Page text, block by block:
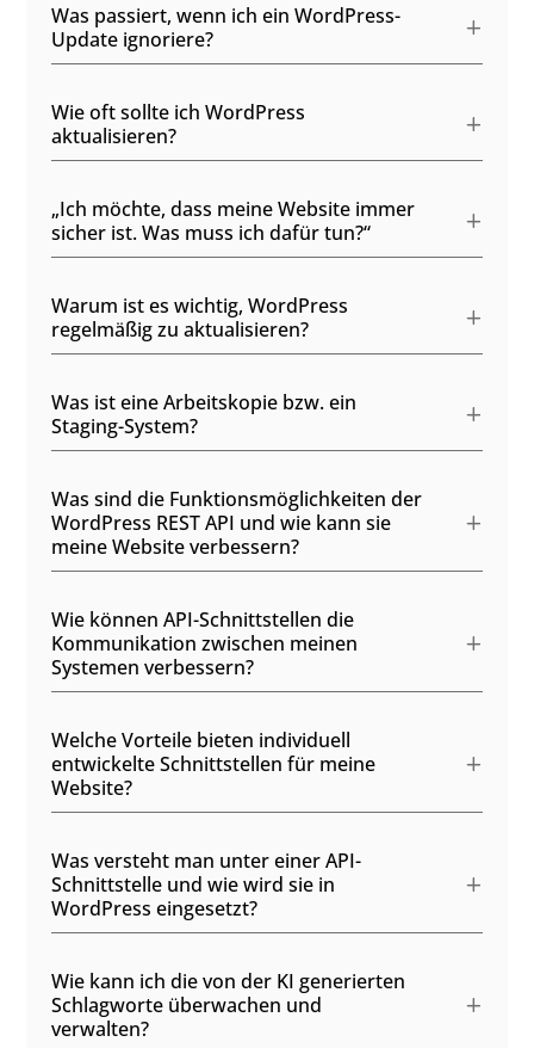
Was passiert, wenn ich ein WordPress-
Update ignoriere?
Wie oft sollte ich WordPress
aktualisieren?
„Ich möchte, dass meine Website immer
sicher ist. Was muss ich dafür tun?“
Warum ist es wichtig, WordPress
regelmäßig zu aktualisieren?
Was ist eine Arbeitskopie bzw. ein
Staging-System?
Was sind die Funktionsmöglichkeiten der
WordPress REST API und wie kann sie
meine Website verbessern?
Wie können API-Schnittstellen die
Kommunikation zwischen meinen
Systemen verbessern?
Welche Vorteile bieten individuell
entwickelte Schnittstellen für meine
Website?
Was versteht man unter einer API-
Schnittstelle und wie wird sie in
WordPress eingesetzt?
Wie kann ich die von der KI generierten
Schlagworte überwachen und
verwalten?